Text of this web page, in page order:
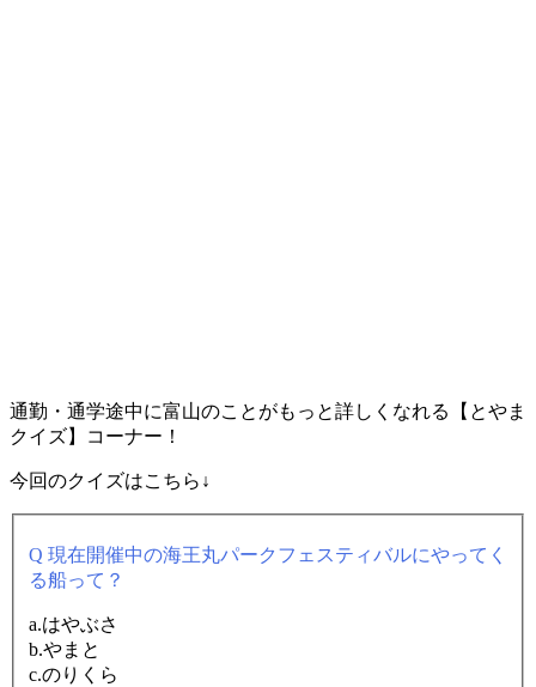
通勤・通学途中に富山のことがもっと詳しくなれる【とやま
クイズ】コーナー！
今回のクイズはこちら↓
Q 現在開催中の海王丸パークフェスティバルにやってく
る船って？
a.はやぶさ
b.やまと
c.のりくら